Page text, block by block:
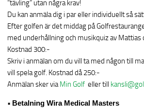
”tävling” utan några krav!
Du kan anmäla dig i par eller individuellt så
Efter golfen är det middag på
med underhållning och musikquiz av Mattias
Kostnad 300:-
Skriv i anmälan om du vill ta med någon till
vill spela golf. Kostnad då 250:-
Anmälan sker viaMin Golf eller till
• Betalning Wira Medical Masters